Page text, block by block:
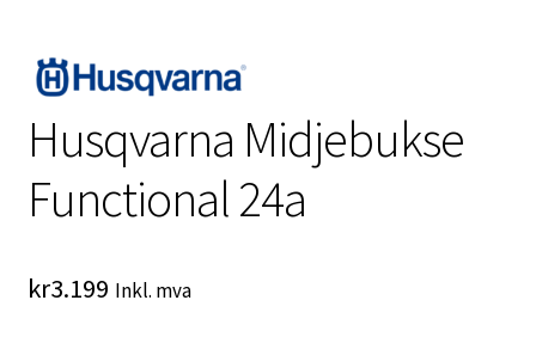
Husqvarna Midjebukse
Functional 24a
kr3.199 Inkl. mva